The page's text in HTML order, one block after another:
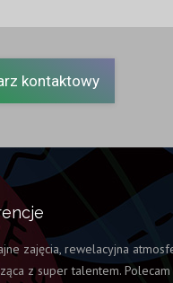
kontaktowy
zajęcia, rewelacyjna
z super talentem. Polecam